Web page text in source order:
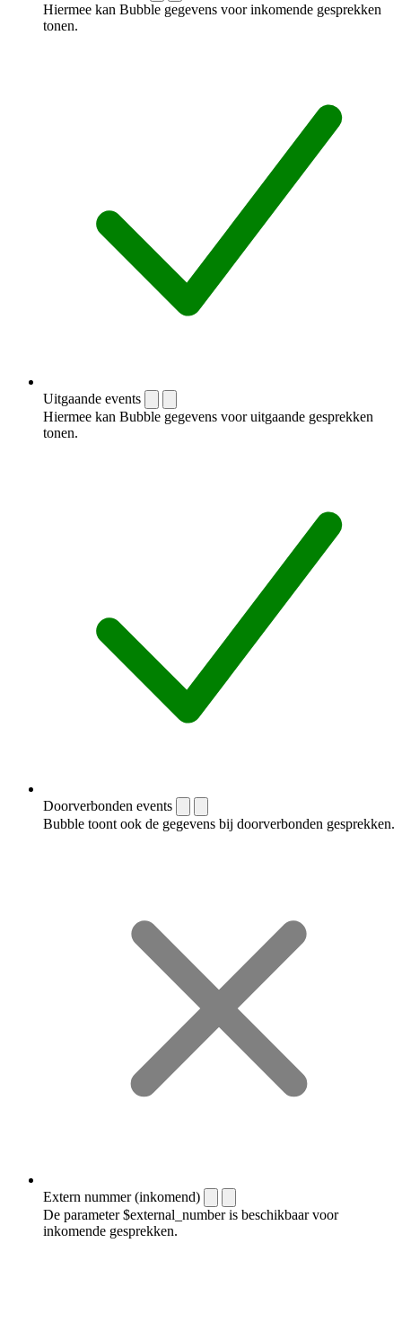
Hiermee kan Bubble gegevens voor inkomende gesprekken
tonen.
Uitgaande events
Hiermee kan Bubble gegevens voor uitgaande gesprekken
tonen.
Doorverbonden events
Bubble toont ook de gegevens bij doorverbonden gesprekken.
Extern nummer (inkomend)
De parameter $external_number is beschikbaar voor
inkomende gesprekken.